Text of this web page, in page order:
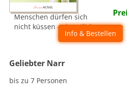
Menschen dürfen sich
nicht küssen - eigentlich...
Info & Bestellen
Geliebter Narr
bis zu 7 Personen